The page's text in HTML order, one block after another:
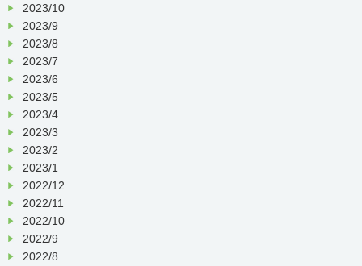
2023/10
2023/9
2023/8
2023/7
2023/6
2023/5
2023/4
2023/3
2023/2
2023/1
2022/12
2022/11
2022/10
2022/9
2022/8